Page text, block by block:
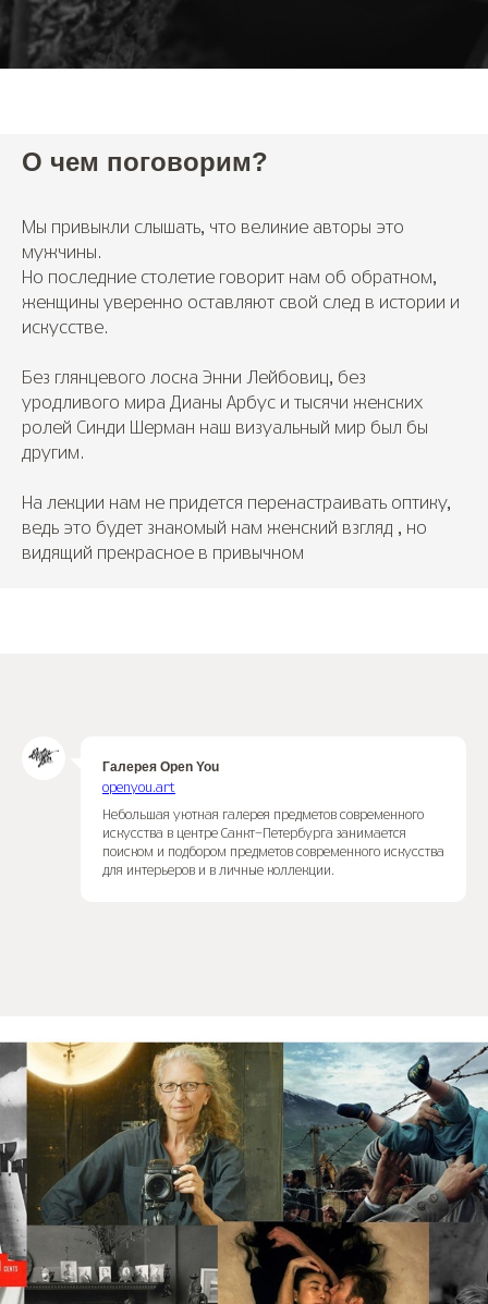
О чем поговорим?
Мы привыкли слышать, что великие авторы это
мужчины.
Но последние столетие говорит нам об обратном,
женщины уверенно оставляют свой след в истории и
искусстве.
Без глянцевого лоска Энни Лейбовиц, без
уродливого мира Дианы Арбус и тысячи женских
ролей Синди Шерман наш визуальный мир был бы
другим.
На лекции нам не придется перенастраивать оптику,
ведь это будет знакомый нам женский взгляд , но
видящий прекрасное в привычном
Галерея Open You
openyou.art
Небольшая уютная галерея предметов современного
искусства в центре Санкт-Петербурга занимается
поиском и подбором предметов современного искусства
для интерьеров и в личные коллекции.